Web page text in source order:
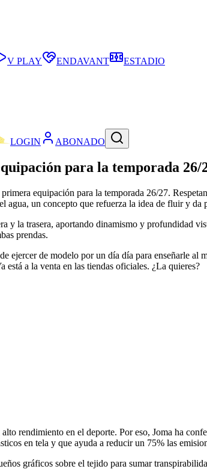
LOGIN ABONADO
V PLAY ENDAVANT ESTADIO
para la temporada 26/
equipación para la temporada 26/27.
un concepto que refuerza la idea de fluir y da
y la trasera, aportando dinamismo y profundidad
prendas.
ejercer de modelo por un día día para enseñarle
a la venta en las tiendas oficiales. ¿La quieres?
rendimiento en el deporte. Por eso, Joma ha
en tela y que ayuda a reducir un 75% las
gráficos sobre el tejido para sumar